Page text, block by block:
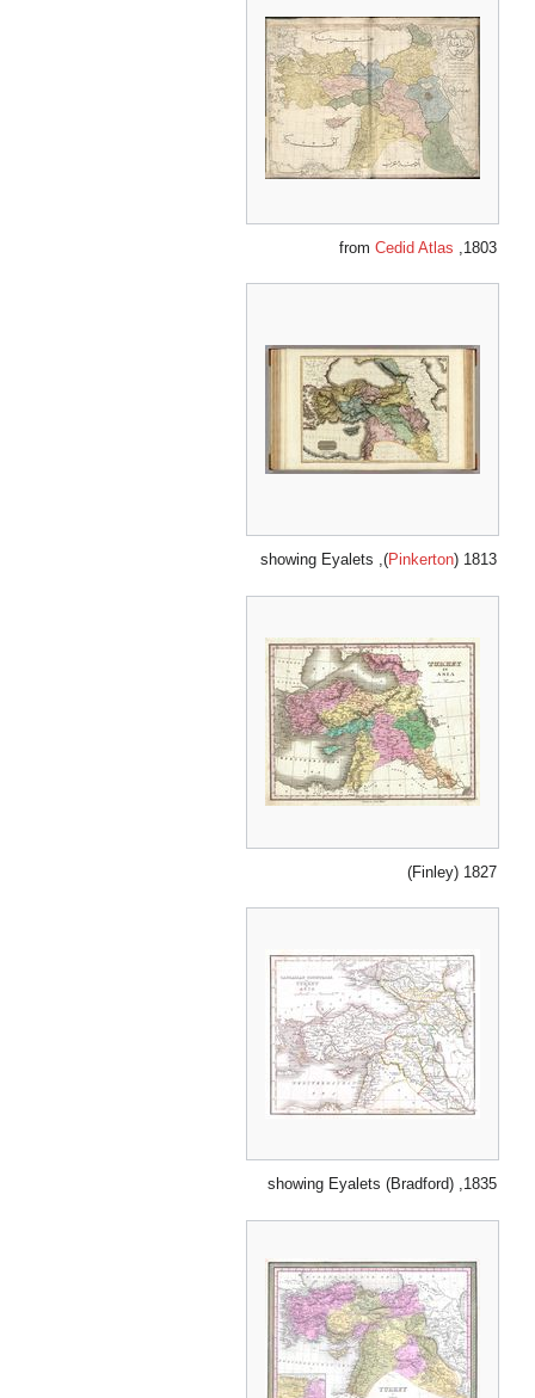
1803, from
Cedid Atlas
1813 (
Pinkerton
), showing Eyalets
1827 (Finley)
1835, showing Eyalets (Bradford)